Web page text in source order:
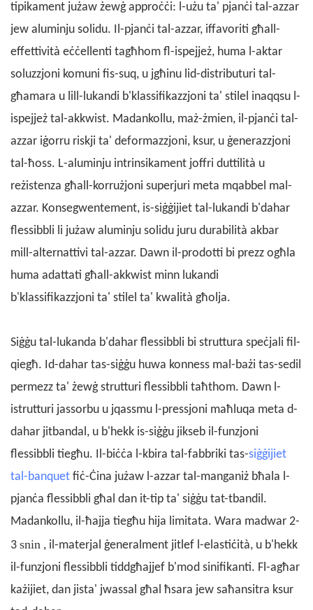
tipikament jużaw żewġ approċċi: l-użu ta' pjanċi tal-azzar
jew aluminju solidu. Il-pjanċi tal-azzar, iffavoriti għall-
effettività eċċellenti tagħhom fl-ispejjeż, huma l-aktar
soluzzjoni komuni fis-suq, u jgħinu lid-distributuri tal-
għamara u lill-lukandi b'klassifikazzjoni ta' stilel inaqqsu l-
ispejjeż tal-akkwist. Madankollu, maż-żmien, il-pjanċi tal-
azzar iġorru riskji ta' deformazzjoni, ksur, u ġenerazzjoni
tal-ħoss. L-aluminju intrinsikament joffri duttilità u
reżistenza għall-korrużjoni superjuri meta mqabbel mal-
azzar. Konsegwentement, is-siġġijiet tal-lukandi b'dahar
flessibbli li jużaw aluminju solidu juru durabilità akbar
mill-alternattivi tal-azzar. Dawn il-prodotti bi prezz ogħla
huma adattati għall-akkwist minn lukandi
b'klassifikazzjoni ta' stilel ta' kwalità għolja.
Siġġu tal-lukanda b'dahar flessibbli bi struttura speċjali fil-
qiegħ. Id-dahar tas-siġġu huwa konness mal-bażi tas-sedil
permezz ta' żewġ strutturi flessibbli taħthom. Dawn l-
istrutturi jassorbu u jqassmu l-pressjoni maħluqa meta d-
dahar jitbandal, u b'hekk is-siġġu jikseb il-funzjoni
flessibbli tiegħu. Il-biċċa l-kbira tal-fabbriki tas-siġġijiet
tal-banquet fiċ-Ċina jużaw l-azzar tal-manganiż bħala l-
pjanċa flessibbli għal dan it-tip ta' siġġu tat-tbandil.
Madankollu, il-ħajja tiegħu hija limitata. Wara madwar 2-
3 snin , il-materjal ġeneralment jitlef l-elastiċità, u b'hekk
il-funzjoni flessibbli tiddgħajjef b'mod sinifikanti. Fl-agħar
każijiet, dan jista' jwassal għal ħsara jew saħansitra ksur